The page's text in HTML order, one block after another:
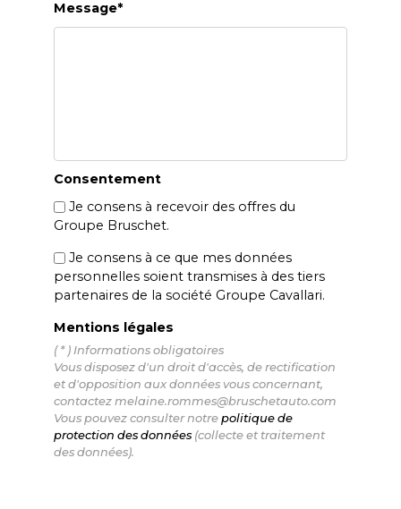
Message*
Consentement
Je consens à recevoir des offres du
Groupe Bruschet.
Je consens à ce que mes données
personnelles soient transmises à des tiers
partenaires de la société Groupe Cavallari.
Mentions légales
( * ) Informations obligatoires
Vous disposez d'un droit d'accès, de rectification
et d'opposition aux données vous concernant,
contactez melaine.rommes@bruschetauto.com
Vous pouvez consulter notrepolitique de
protection des données (collecte et traitement
des données).